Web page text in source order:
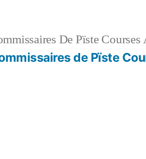
De Pïste
de Pïste